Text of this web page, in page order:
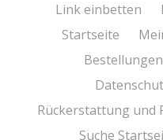
Link einbetten
Startseite
Bestellungen
Rückerstattung und
Suche